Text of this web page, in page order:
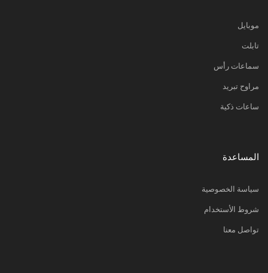
موبايل
تابلت
سماعات رأس
مراوح تبريد
ساعات ذكية
المساعدة
سياسة الخصوصية
شروط الأستخدام
تواصل معنا